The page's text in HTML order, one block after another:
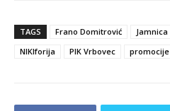
TAGS Frano Domitrović Jamnica
NIKIforija
PIK Vrbovec promocije